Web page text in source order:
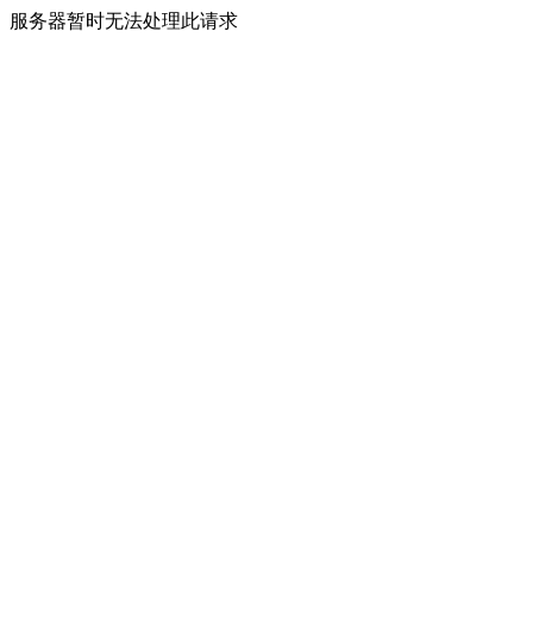
服务器暂时无法处理此请求